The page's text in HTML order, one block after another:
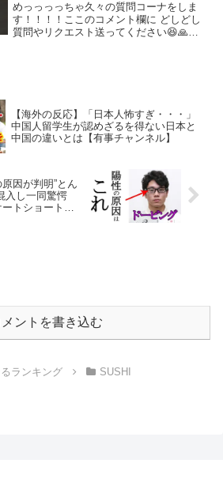
めっっっっちゃ久々の質問コーナをしま
す！！！！ここのコメント欄に どしどし
質問やリクエスト送ってください😆🙏ス
【海外の反応】「日本人怖すぎ・・・」
中国人留学生が認めざるを得ない日本と
中国の違いとは【有事チャンネル】
因が判明”とん
入し一同驚愕
ートショートト
メントを書き込む
ランキング
SUSHI